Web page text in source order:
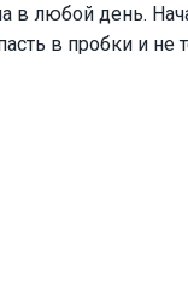
в любой день.
в пробки и не